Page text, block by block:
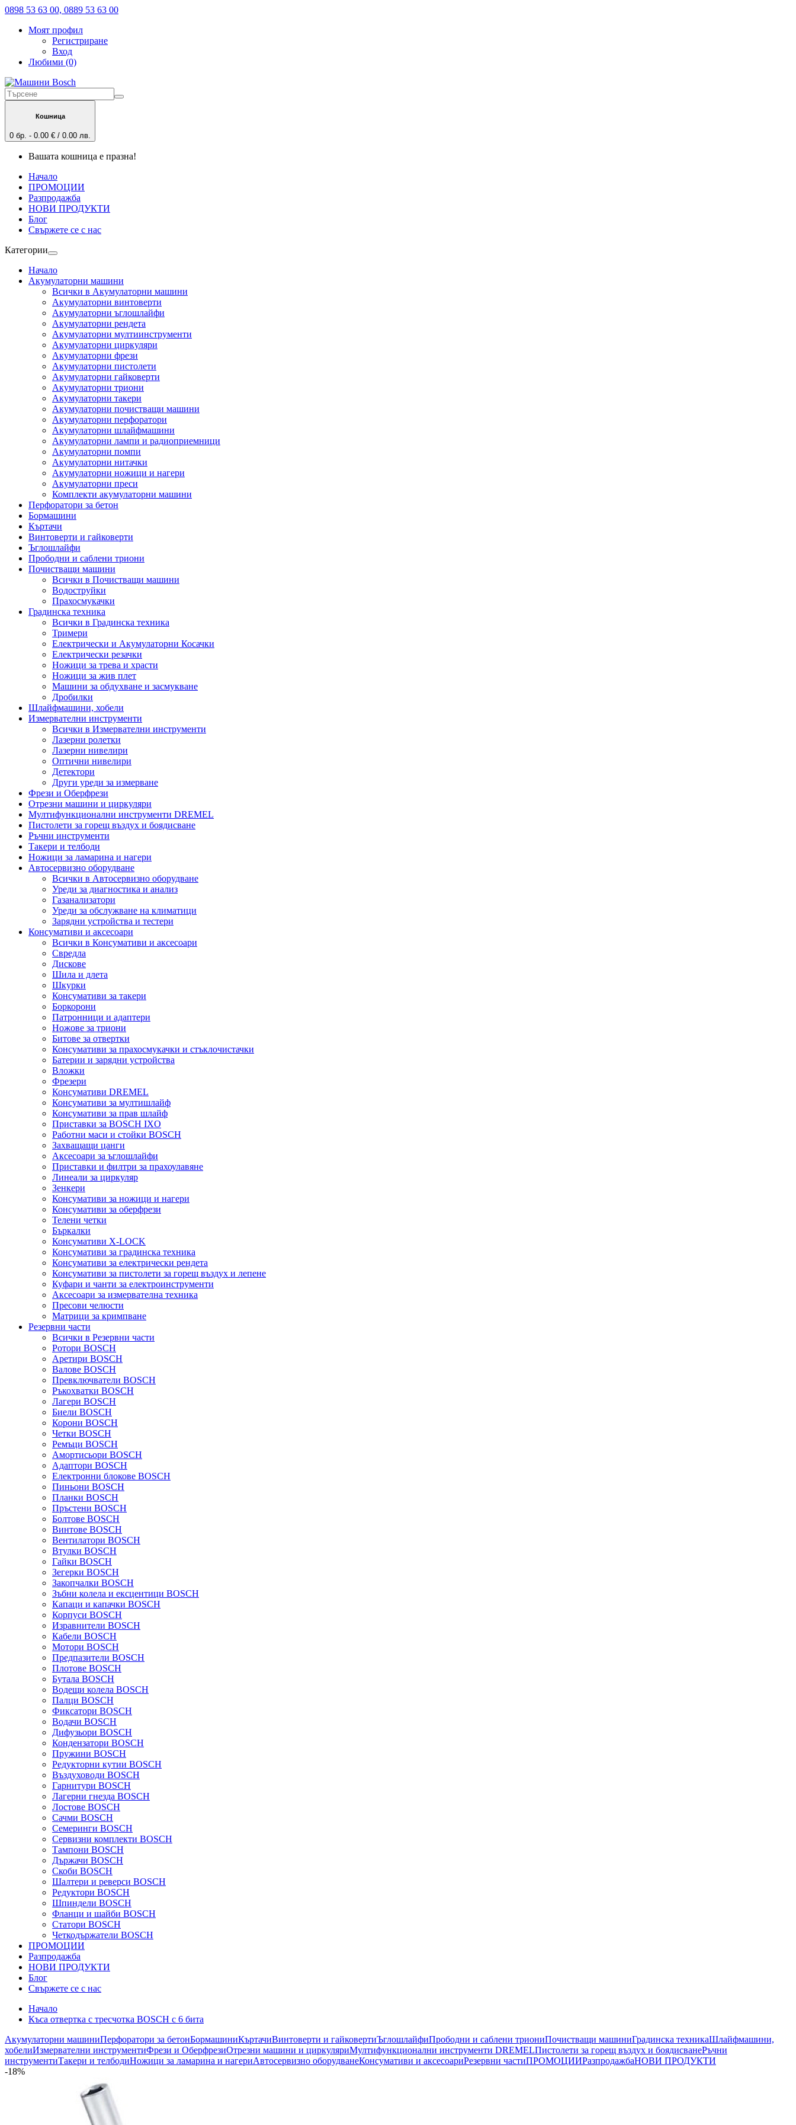
0898 53 63 00, 0889 53 63 00
Моят профил
Регистриране
Вход
Любими (0)
Кошница
0 бр. - 0.00 € / 0.00 лв.
Вашата кошница е празна!
Начало
ПРОМОЦИИ
Разпродажба
НОВИ ПРОДУКТИ
Блог
Свържете се с нас
Категории
Начало
Акумулаторни машини
Всички в Акумулаторни машини
Акумулаторни винтоверти
Акумулаторни ъглошлайфи
Акумулаторни рендета
Акумулаторни мултиинструменти
Акумулаторни циркуляри
Акумулаторни фрези
Акумулаторни пистолети
Акумулаторни гайковерти
Акумулаторни триони
Акумулаторни такери
Акумулаторни почистващи машини
Акумулаторни перфоратори
Акумулаторни шлайфмашини
Акумулаторни лампи и радиоприемници
Акумулаторни помпи
Акумулаторни нитачки
Акумулаторни ножици и нагери
Акумулаторни преси
Комплекти акумулаторни машини
Перфоратори за бетон
Бормашини
Къртачи
Винтоверти и гайковерти
Ъглошлайфи
Прободни и саблени триони
Почистващи машини
Всички в Почистващи машини
Водоструйки
Прахосмукачки
Градинска техника
Всички в Градинска техника
Тримери
Електрически и Акумулаторни Косачки
Електрически резачки
Ножици за трева и храсти
Ножици за жив плет
Машини за обдухване и засмукване
Дробилки
Шлайфмашини, хобели
Измервателни инструменти
Всички в Измервателни инструменти
Лазерни ролетки
Лазерни нивелири
Оптични нивелири
Детектори
Други уреди за измерване
Фрези и Оберфрези
Отрезни машини и циркуляри
Мултифункционални инструменти DREMEL
Пистолети за горещ въздух и боядисване
Ръчни инструменти
Такери и телбоди
Ножици за ламарина и нагери
Автосервизно оборудване
Всички в Автосервизно оборудване
Уреди за диагностика и анализ
Газанализатори
Уреди за обслужване на климатици
Зарядни устройства и тестери
Консумативи и аксесоари
Всички в Консумативи и аксесоари
Свредла
Дискове
Шила и длета
Шкурки
Консумативи за такери
Боркорони
Патронници и адаптери
Ножове за триони
Битове за отвертки
Консумативи за прахосмукачки и стъклочистачки
Батерии и зарядни устройства
Вложки
Фрезери
Консумативи DREMEL
Консумативи за мултишлайф
Консумативи за прав шлайф
Приставки за BOSCH IXO
Работни маси и стойки BOSCH
Захващащи цанги
Аксесоари за ъглошлайфи
Приставки и филтри за прахоулавяне
Линеали за циркуляр
Зенкери
Консумативи за ножици и нагери
Консумативи за оберфрези
Телени четки
Бъркалки
Консумативи X-LOCK
Консумативи за градинска техника
Консумативи за електрически рендета
Консумативи за пистолети за горещ въздух и лепене
Куфари и чанти за електроинструменти
Аксесоари за измервателна техника
Пресови челюсти
Матрици за кримпване
Резервни части
Всички в Резервни части
Ротори BOSCH
Аретири BOSCH
Валове BOSCH
Превключватели BOSCH
Ръкохватки BOSCH
Лагери BOSCH
Биели BOSCH
Корони BOSCH
Четки BOSCH
Ремъци BOSCH
Амортисьори BOSCH
Адаптори BOSCH
Електронни блокове BOSCH
Пиньони BOSCH
Планки BOSCH
Пръстени BOSCH
Болтове BOSCH
Винтове BOSCH
Вентилатори BOSCH
Втулки BOSCH
Гайки BOSCH
Зегерки BOSCH
Закопчалки BOSCH
Зъбни колела и ексцентици BOSCH
Капаци и капачки BOSCH
Корпуси BOSCH
Изравнители BOSCH
Кабели BOSCH
Мотори BOSCH
Предпазители BOSCH
Плотове BOSCH
Бутала BOSCH
Водещи колела BOSCH
Палци BOSCH
Фиксатори BOSCH
Водачи BOSCH
Дифузьори BOSCH
Кондензатори BOSCH
Пружини BOSCH
Редукторни кутии BOSCH
Въздуховоди BOSCH
Гарнитури BOSCH
Лагерни гнезда BOSCH
Лостове BOSCH
Сачми BOSCH
Семеринги BOSCH
Сервизни комплекти BOSCH
Тампони BOSCH
Държачи BOSCH
Скоби BOSCH
Шалтери и реверси BOSCH
Редуктори BOSCH
Шпиндели BOSCH
Фланци и шайби BOSCH
Статори BOSCH
Четкодържатели BOSCH
ПРОМОЦИИ
Разпродажба
НОВИ ПРОДУКТИ
Блог
Свържете се с нас
Начало
Къса отвертка с тресчотка BOSCH с 6 бита
Акумулаторни машиниПерфоратори за бетонБормашиниКъртачиВинтоверти и гайковертиЪглошлайфиПрободни и саблени триониПочистващи машиниГрадинска техникаШлайфмашини,
хобелиИзмервателни инструментиФрези и ОберфрезиОтрезни машини и циркуляриМултифункционални инструменти DREMELПистолети за горещ въздух и боядисванеРъчни
инструментиТакери и телбодиНожици за ламарина и нагериАвтосервизно оборудванеКонсумативи и аксесоариРезервни частиПРОМОЦИИРазпродажбаНОВИ ПРОДУКТИ
-18%